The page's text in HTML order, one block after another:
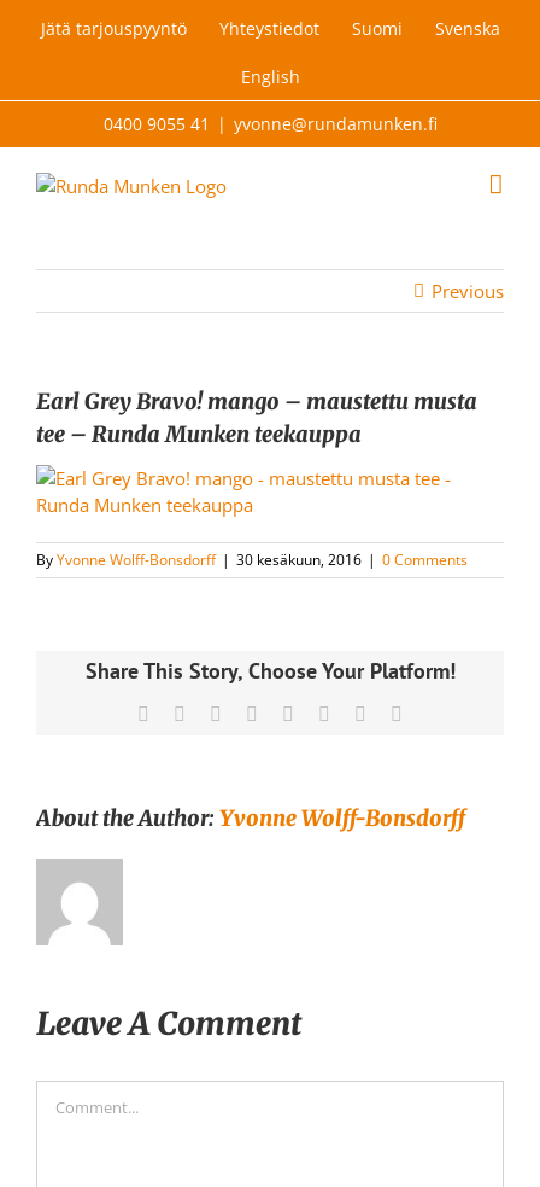
Jätä tarjouspyyntö Yhteystiedot Suomi Svenska
English
0400 9055 41 | yvonne@rundamunken.fi
Previous
Earl Grey Bravo! mango – maustettu musta
tee – Runda Munken teekauppa
ByYvonne Wolff-Bonsdorff | 30 kesäkuun, 2016 | 0 Comments
Share This Story, Choose Your Platform!
Facebook Reddit LinkedIn
TumblrPinterest
About the Author:Yvonne Wolff-Bonsdorff
Leave A Comment